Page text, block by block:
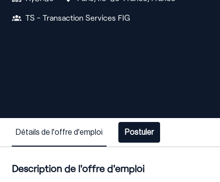
TS - Transaction Services FIG
Détails de l'offre d'emploi Postuler
Description de l'offre d'emploi